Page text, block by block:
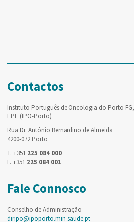
Contactos
Instituto Português de Oncologia do Porto FG,
EPE (IPO-Porto)
Rua Dr. António Bernardino de Almeida
4200-072 Porto
T. +351 225 084 000
F. +351 225 084 001
Fale Connosco
Conselho de Administração
diripo@ipoporto.min-saude.pt